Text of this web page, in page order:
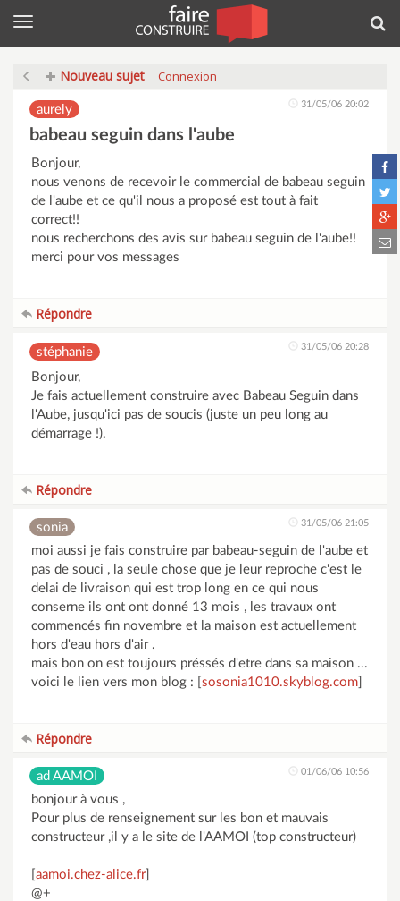
Menu
Nouveau sujet Connexion
aurely 31/05/06 20:02
babeau seguin dans l'aube
Bonjour,
nous venons de recevoir le commercial de babeau seguin
de l'aube et ce qu'il nous a proposé est tout à fait
correct!!
nous recherchons des avis sur babeau seguin de l'aube!!
merci pour vos messages
Répondre
stéphanie 31/05/06 20:28
Bonjour,
Je fais actuellement construire avec Babeau Seguin dans
l'Aube, jusqu'ici pas de soucis (juste un peu long au
démarrage !).
Répondre
sonia 31/05/06 21:05
moi aussi je fais construire par babeau-seguin de l'aube et
pas de souci , la seule chose que je leur reproche c'est le
delai de livraison qui est trop long en ce qui nous
conserne ils ont ont donné 13 mois , les travaux ont
commencés fin novembre et la maison est actuellement
hors d'eau hors d'air .
mais bon on est toujours préssés d'etre dans sa maison ...
voici le lien vers mon blog : [ sosonia1010.skyblog.com
Répondre
ad AAMOI 01/06/06 10:56
bonjour à vous ,
Pour plus de renseignement sur les bon et mauvais
constructeur ,il y a le site de l'AAMOI (top constructeur)
aamoi.chez-alice.fr]
@+